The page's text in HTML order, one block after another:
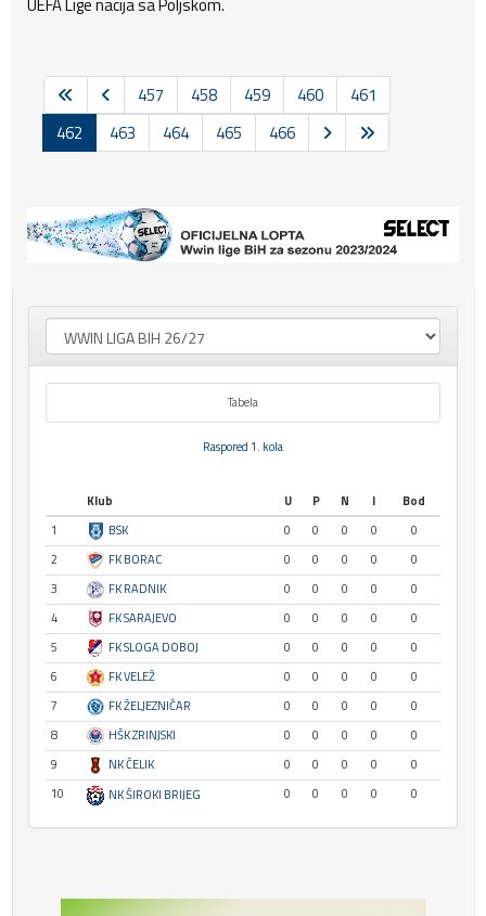
457 458 459 460
461
462
463 464 465 466
Tabela
Raspored 1. kola
Klub U P N I
Bod
1
BSK 0 0 0 0
0
2
FK BORAC 0 0 0 0
0
3
FK RADNIK 0 0 0 0
0
4
FK SARAJEVO 0 0 0 0
0
5
FK SLOGA DOBOJ 0 0 0 0
0
6
FK VELEŽ 0 0 0 0
0
7
FK ŽELJEZNIČAR 0 0 0 0
0
8
HŠK ZRINJSKI 0 0 0 0
0
9
NK ČELIK 0 0 0 0
0
10
NK ŠIROKI BRIJEG 0 0 0 0 0